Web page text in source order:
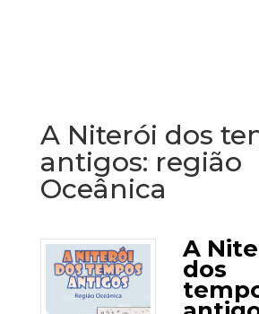
A Niterói dos
antigos: região
Oceânica
A
dos